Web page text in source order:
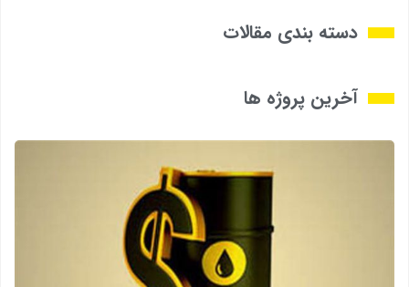
دسته بندی مقالات
آخرین پروژه ها